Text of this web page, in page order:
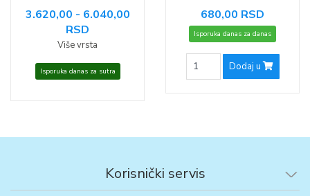
3.620,00 - 6.040,00
RSD
Više vrsta
Isporuka danas za sutra
680,00 RSD
Isporuka danas za danas
Dodaj u
Korisnički servis